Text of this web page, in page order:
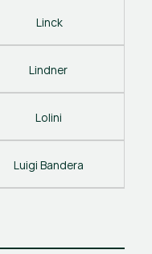
Linck
Lindner
Lolini
Luigi Bandera